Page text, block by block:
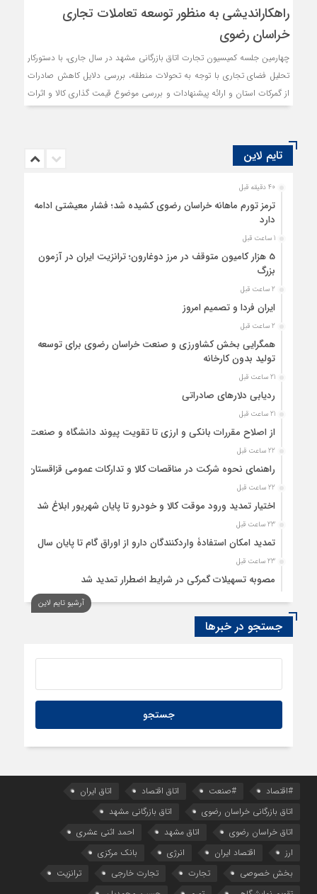
راهکاراندیشی به منظور توسعه تعاملات تجاری
خراسان رضوی
چهارمین جلسه کمیسیون تجارت اتاق بازرگانی مشهد در سال جاری، با دستورکار
تحلیل فضای تجاری با توجه به تحولات منطقه، بررسی دلایل کاهش صادرات
از گمرکات استان و ارائه پیشنهادات و بررسی موضوع قیمت گذاری کالا و اثرات
تایم لاین
40 دقیقه قبل
ترمز تورم ماهانه خراسان رضوی کشیده شد؛ فشار معیشتی ادامه
دارد
1 ساعت قبل
5 هزار کامیون متوقف در مرز دوغارون؛ ترانزیت ایران در آزمون
بزرگ
2 ساعت قبل
ایران فردا و تصمیم امروز
2 ساعت قبل
همگرایی بخش کشاورزی و صنعت خراسان رضوی برای توسعه
تولید بدون کارخانه
21 ساعت قبل
ردیابی دلارهای صادراتی
21 ساعت قبل
از اصلاح مقررات بانکی و ارزی تا تقویت پیوند دانشگاه و صنعت
22 ساعت قبل
راهنمای نحوه شرکت در مناقصات کالا و تدارکات عمومی قزاقستان
22 ساعت قبل
اختیار تمدید ورود موقت کالا و خودرو تا پایان شهریور ابلاغ شد
23 ساعت قبل
تمدید امکان استفادۀ واردکنندگان دارو از اوراق گام تا پایان سال
23 ساعت قبل
مصوبه تسهیلات گمرکی در شرایط اضطرار تمدید شد
آرشیو تایم لاین
جستجو در خبرها
#اقتصاد #صنعت اتاق اقتصاد
اتاق ایران
اتاق بازرگانی خراسان رضوی
اتاق بازرگانی مشهد
اتاق خراسان رضوی
اتاق مشهد
احمد اثنی عشری
ارز
اقتصاد ایران انرژی
بانک مرکزی
بخش خصوصی
تجارت تجارت خارجی
ترانزیت